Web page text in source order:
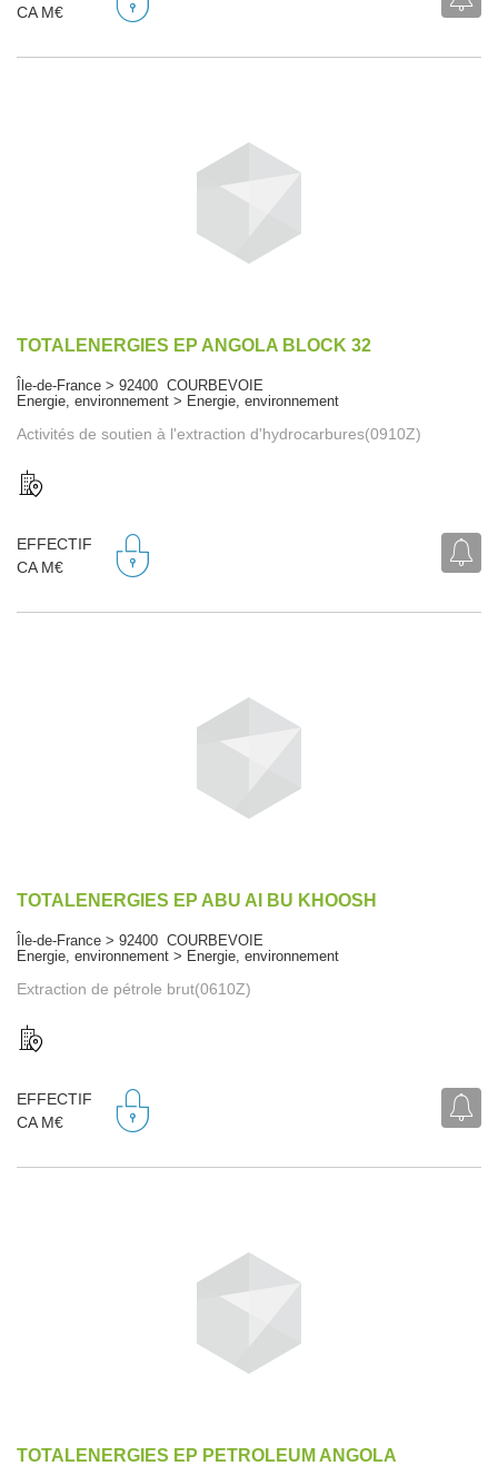
CA M€
TOTALENERGIES EP ANGOLA BLOCK 32
Île-de-France > 92400 COURBEVOIE
Energie, environnement > Energie, environnement
Activités de soutien à l'extraction d'hydrocarbures(0910Z)
EFFECTIF
CA M€
TOTALENERGIES EP ABU AI BU KHOOSH
Île-de-France > 92400 COURBEVOIE
Energie, environnement > Energie, environnement
Extraction de pétrole brut(0610Z)
EFFECTIF
CA M€
TOTALENERGIES EP PETROLEUM ANGOLA